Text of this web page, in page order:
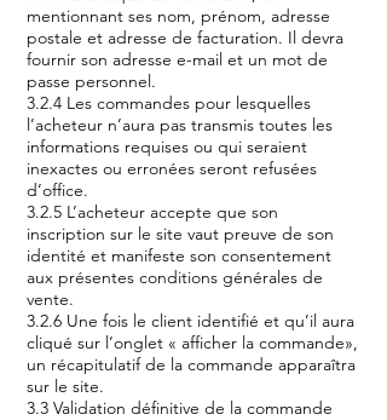
mentionnant ses nom, prénom, adresse
postale et adresse de facturation. Il devra
fournir son adresse e-mail et un mot de
passe personnel.
3.2.4 Les commandes pour lesquelles
l’acheteur n’aura pas transmis toutes les
informations requises ou qui seraient
inexactes ou erronées seront refusées
d’office.
3.2.5 L’acheteur accepte que son
inscription sur le site vaut preuve de son
identité et manifeste son consentement
aux présentes conditions générales de
vente.
3.2.6 Une fois le client identifié et qu’il aura
cliqué sur l’onglet « afficher la commande»,
un récapitulatif de la commande apparaîtra
sur le site.
3.3 Validation définitive de la commande